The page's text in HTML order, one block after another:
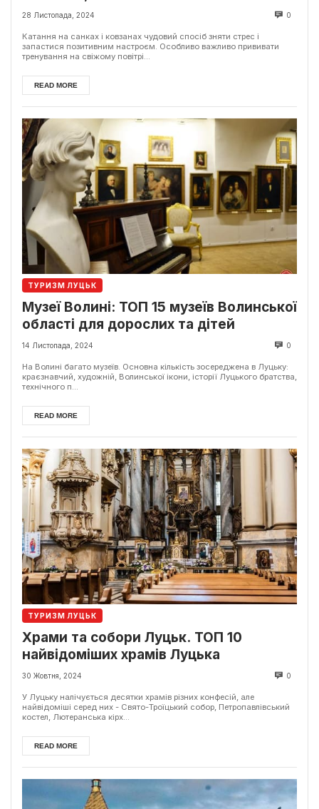
28 Листопада, 2024 0
Катання на санках і ковзанах чудовий спосіб зняти стрес і
запастися позитивним настроєм. Особливо важливо прививати
тренування на свіжому повітрі...
READ MORE
ТУРИЗМ ЛУЦЬК
Музеї Волині: ТОП 15 музеїв Волинської
області для дорослих та дітей
14 Листопада, 2024 0
На Волині багато музеїв. Основна кількість зосереджена в Луцьку:
краєзнавчий, художній, Волинської ікони, історії Луцького братства,
технічного п...
READ MORE
ТУРИЗМ ЛУЦЬК
Храми та собори Луцьк. ТОП 10
найвідоміших храмів Луцька
30 Жовтня, 2024 0
У Луцьку налічується десятки храмів різних конфесій, але
найвідоміші серед них - Свято-Троїцький собор, Петропавлівський
костел, Лютеранська кірх...
READ MORE